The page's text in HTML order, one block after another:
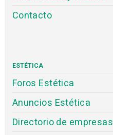
Contacto
ESTÉTICA
Foros Estética
Anuncios Estética
Directorio de empresas